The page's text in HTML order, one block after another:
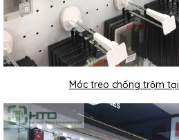
Móc treo chống trộm tại